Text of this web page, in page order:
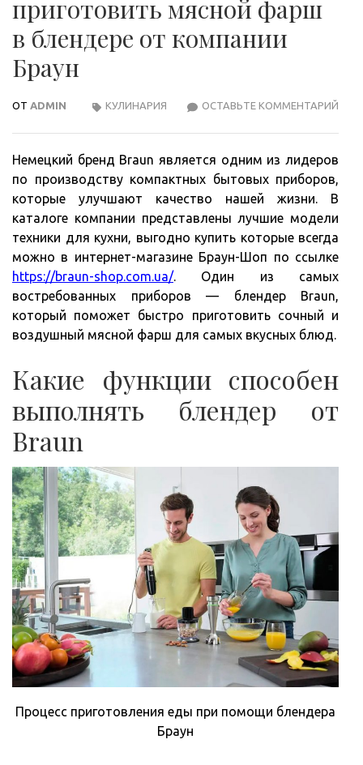
приготовить мясной фарш
в блендере от компании
Браун
ОТ ADMIN ОСТАВЬТЕ КОММЕНТАРИЙ
КУЛИНАРИЯ
Немецкий бренд Braun является одним из лидеров
по производству компактных бытовых приборов,
которые улучшают качество нашей жизни. В
каталоге компании представлены лучшие модели
техники для кухни, выгодно купить которые всегда
можно в интернет-магазине Браун-Шоп по ссылке
https://braun-shop.com.ua/. Один из самых
востребованных приборов — блендер Braun,
который поможет быстро приготовить сочный и
воздушный мясной фарш для самых вкусных блюд.
Какие функции способен
выполнять блендер от
Braun
Процесс приготовления еды при помощи блендера
Браун